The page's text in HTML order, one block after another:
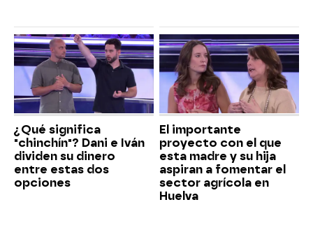
¿Qué significa
"chinchín"? Dani e Iván
dividen su dinero
entre estas dos
opciones
El importante
proyecto con el que
esta madre y su hija
aspiran a fomentar el
sector agrícola en
Huelva